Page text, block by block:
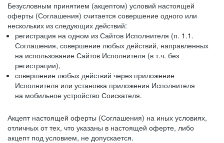
Безусловным принятием (акцептом) условий настоящей
оферты (Соглашения) считается совершение одного или
нескольких из следующих действий:
регистрация на одном из Сайтов Исполнителя (п. 1.1.
Соглашения, совершение любых действий, направленных
на использование Сайтов Исполнителя (в т.ч. без
регистрации),
совершение любых действий через приложение
Исполнителя или установка приложения Исполнителя
на мобильное устройство Соискателя.
Акцепт настоящей оферты (Соглашения) на иных условиях,
отличных от тех, что указаны в настоящей оферте, либо
акцепт под условием, не допускается.